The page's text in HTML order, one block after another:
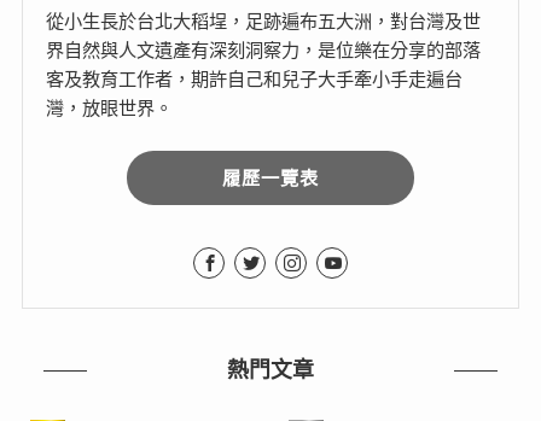
從小生長於台北大稻埕，足跡遍布五大洲，對台灣及世
界自然與人文遺產有深刻洞察力，是位樂在分享的部落
客及教育工作者，期許自己和兒子大手牽小手走遍台
灣，放眼世界。
履歷一覽表
熱門文章